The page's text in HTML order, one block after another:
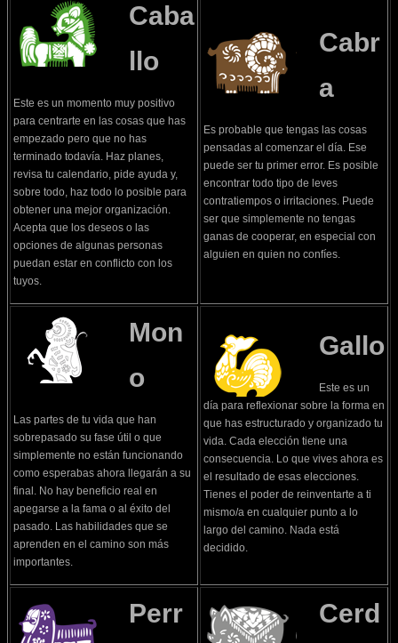
Caba
llo
Este es un momento muy positivo
para centrarte en las cosas que has
empezado pero que no has
terminado todavía. Haz planes,
revisa tu calendario, pide ayuda y,
sobre todo, haz todo lo posible para
obtener una mejor organización.
Acepta que los deseos o las
opciones de algunas personas
puedan estar en conflicto con los
tuyos.
Cabr
a
Es probable que tengas las cosas
pensadas al comenzar el día. Ese
puede ser tu primer error. Es posible
encontrar todo tipo de leves
contratiempos o irritaciones. Puede
ser que simplemente no tengas
ganas de cooperar, en especial con
alguien en quien no confíes.
Mon
o
Las partes de tu vida que han
sobrepasado su fase útil o que
simplemente no están funcionando
como esperabas ahora llegarán a su
final. No hay beneficio real en
apegarse a la fama o al éxito del
pasado. Las habilidades que se
aprenden en el camino son más
importantes.
Gallo
Este es un
día para reflexionar sobre la forma en
que has estructurado y organizado tu
vida. Cada elección tiene una
consecuencia. Lo que vives ahora es
el resultado de esas elecciones.
Tienes el poder de reinventarte a ti
mismo/a en cualquier punto a lo
largo del camino. Nada está
decidido.
Perr Cerd